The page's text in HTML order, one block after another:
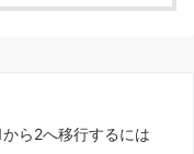
ら2へ移行するには